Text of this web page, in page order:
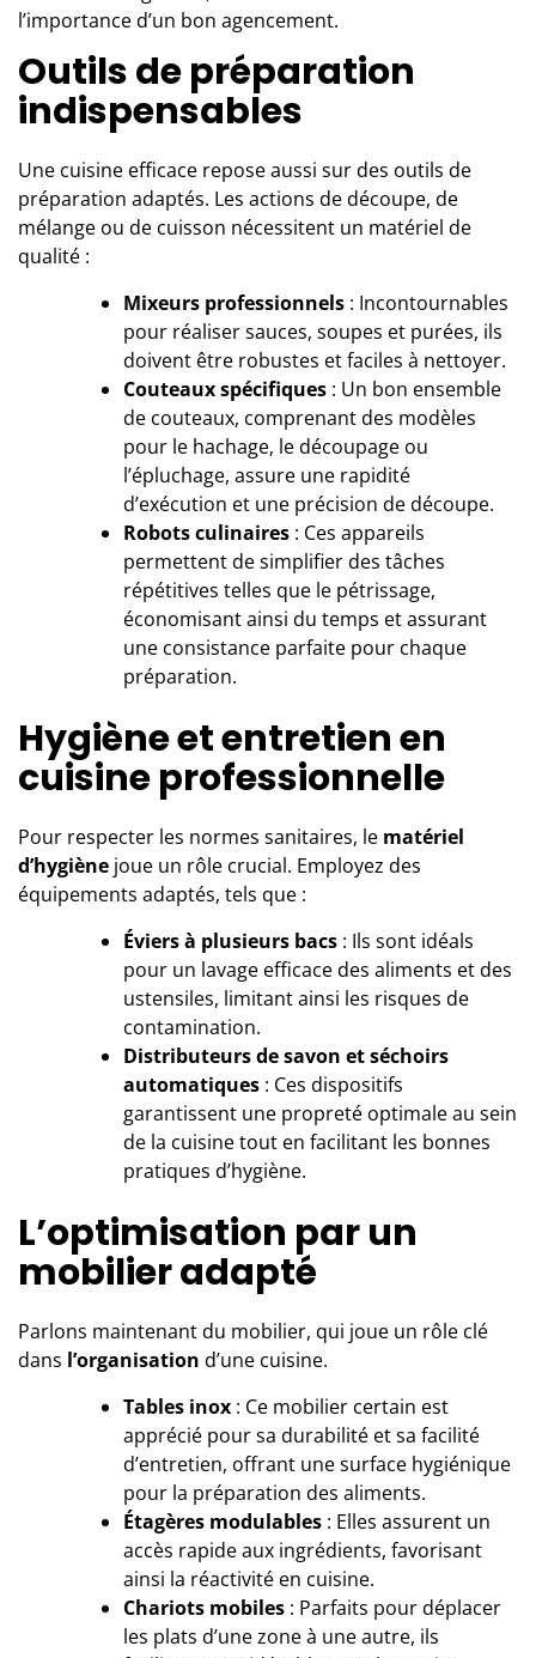
l’importance d’un bon agencement.
Outils de préparation
indispensables
Une cuisine efficace repose aussi sur des outils de
préparation adaptés. Les actions de découpe, de
mélange ou de cuisson nécessitent un matériel de
qualité :
Mixeurs professionnels : Incontournables
pour réaliser sauces, soupes et purées, ils
doivent être robustes et faciles à nettoyer.
Couteaux spécifiques : Un bon ensemble
de couteaux, comprenant des modèles
pour le hachage, le découpage ou
l’épluchage, assure une rapidité
d’exécution et une précision de découpe.
Robots culinaires : Ces appareils
permettent de simplifier des tâches
répétitives telles que le pétrissage,
économisant ainsi du temps et assurant
une consistance parfaite pour chaque
préparation.
Hygiène et entretien en
cuisine professionnelle
Pour respecter les normes sanitaires, le matériel
d’hygiène joue un rôle crucial. Employez des
équipements adaptés, tels que :
Éviers à plusieurs bacs : Ils sont idéals
pour un lavage efficace des aliments et des
ustensiles, limitant ainsi les risques de
contamination.
Distributeurs de savon et séchoirs
automatiques : Ces dispositifs
garantissent une propreté optimale au sein
de la cuisine tout en facilitant les bonnes
pratiques d’hygiène.
L’optimisation par un
mobilier adapté
Parlons maintenant du mobilier, qui joue un rôle clé
dans l’organisation d’une cuisine.
Tables inox : Ce mobilier certain est
apprécié pour sa durabilité et sa facilité
d’entretien, offrant une surface hygiénique
pour la préparation des aliments.
Étagères modulables : Elles assurent un
accès rapide aux ingrédients, favorisant
ainsi la réactivité en cuisine.
Chariots mobiles : Parfaits pour déplacer
les plats d’une zone à une autre, ils